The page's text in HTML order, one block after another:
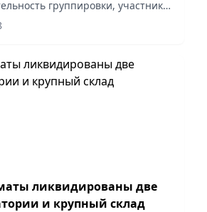
группировки, участники
в перевозке и сбыте
крупных размерах.
ликвидированы две
и крупный склад